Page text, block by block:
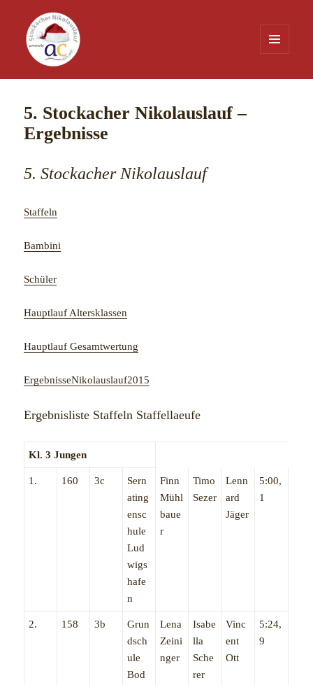
WIDGETS
5. Stockacher Nikolauslauf –
Ergebnisse
5. Stockacher Nikolauslauf
Staffeln
Bambini
Schüler
Hauptlauf Altersklassen
Hauptlauf Gesamtwertung
ErgebnisseNikolauslauf2015
Ergebnisliste Staffeln Staffellaeufe
Kl. 3 Jungen
1. 160 3c
Sern
ating
ensc
hule
Lud
wigs
hafe
n
Finn
Mühl
baue
r
Timo
Sezer
Lenn
ard
Jäger
5:00,
1
2. 158 3b
Grun
dsch
ule
Bod
Lena
Zeini
nger
Isabe
lla
Sche
rer
Vinc
ent
Ott
5:24,
9